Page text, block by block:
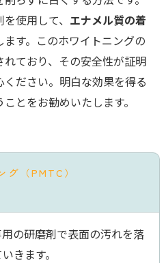
使用して、 エナメル質の着
ます。このホワイトニングの
ており、その安全性が証明
ださい。明白な効果を得る
とをお勧めいたします。
グ（PMTC）
の研磨剤で表面の汚れを落
きます。